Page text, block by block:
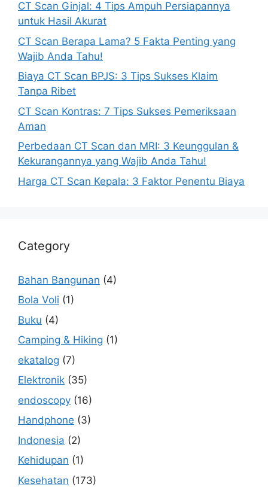
CT Scan Ginjal: 4 Tips Ampuh Persiapannya
untuk Hasil Akurat
CT Scan Berapa Lama? 5 Fakta Penting yang
Wajib Anda Tahu!
Biaya CT Scan BPJS: 3 Tips Sukses Klaim
Tanpa Ribet
CT Scan Kontras: 7 Tips Sukses Pemeriksaan
Aman
Perbedaan CT Scan dan MRI: 3 Keunggulan &
Kekurangannya yang Wajib Anda Tahu!
Harga CT Scan Kepala: 3 Faktor Penentu Biaya
Category
Bahan Bangunan (4)
Bola Voli (1)
Buku (4)
Camping & Hiking (1)
ekatalog (7)
Elektronik (35)
endoscopy (16)
Handphone (3)
Indonesia (2)
Kehidupan (1)
Kesehatan (173)